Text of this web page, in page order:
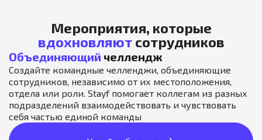
Мероприятия, которые
вдохновляютсотрудников
Объединяющий челлендж
Создайте командные челленджи, объединяющие
сотрудников, независимо от их местоположения,
отдела или роли. Stayf помогает коллегам из разных
подразделений взаимодействовать и чувствовать
себя частью единой команды